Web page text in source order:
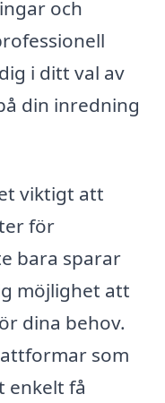
och
i ditt val av
din inredning
viktigt att
för
bara sparar
möjlighet att
dina behov.
som
enkelt få